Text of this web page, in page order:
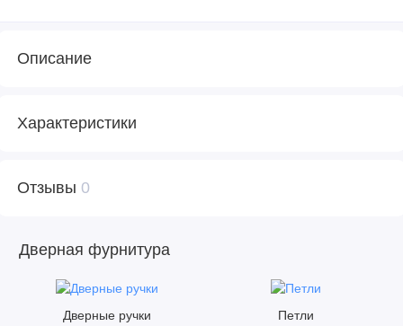
Описание
Характеристики
Отзывы 0
Дверная фурнитура
Дверные ручки Петли